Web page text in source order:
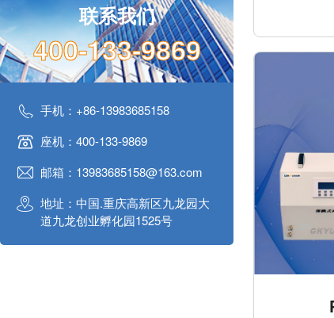
联系我们
400-133-9869
手机：+86-13983685158
座机：400-133-9869
邮箱：13983685158@163.com
地址：中国.重庆高新区九龙园大
道九龙创业孵化园1525号